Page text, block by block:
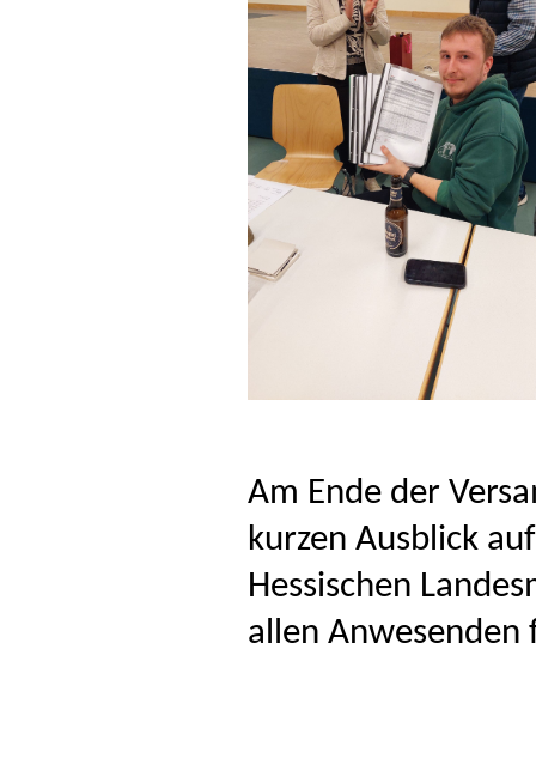
Am Ende der
kurzen Ausblick
Hessischen
allen Anwesenden